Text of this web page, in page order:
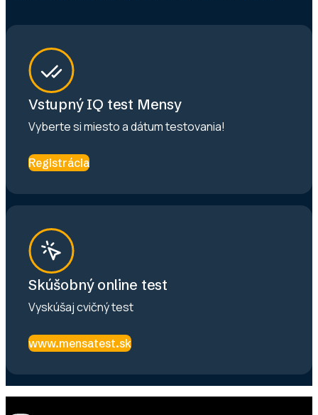
Vstupný IQ test Mensy
Vyberte si miesto a dátum testovania!
Registrácia
Skúšobný online test
Vyskúšaj cvičný test
www.mensatest.sk